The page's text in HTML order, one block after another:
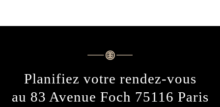
Planifiez votre rendez-vous
au 83 Avenue Foch 75116 Paris